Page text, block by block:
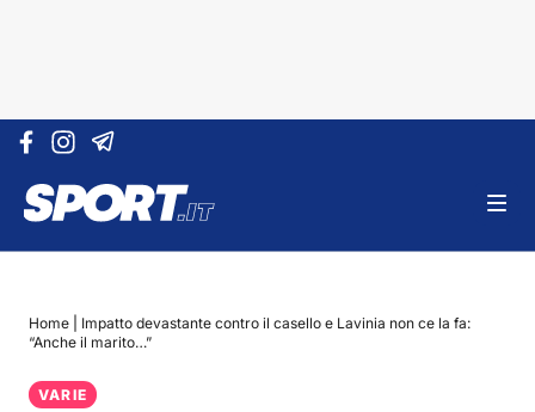
Vai al contenuto
Home
Impatto devastante contro il casello e Lavinia non ce la fa:
“Anche il marito…”
VARIE